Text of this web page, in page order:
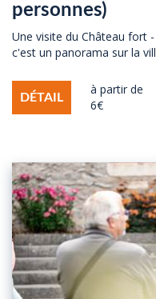
personnes)
Une visite du Château fort
c'est un panorama sur la
DÉTAIL
à partir de
6€